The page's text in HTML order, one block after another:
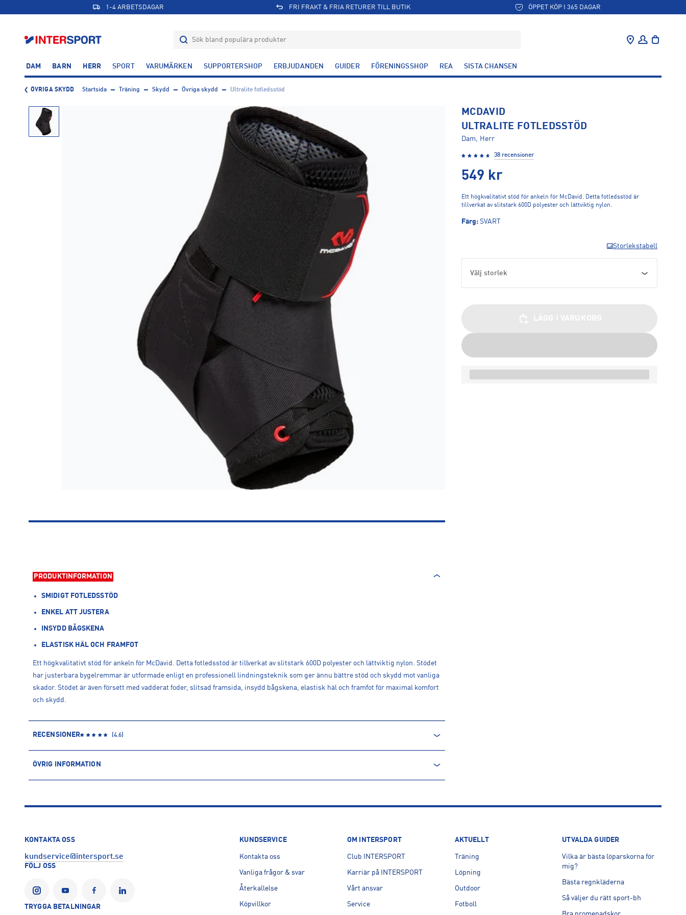
1-4 ARBETSDAGAR FRI FRAKT & FRIA RETURER TILL BUTIK ÖPPET KÖP I 365 DAGAR
DAM BARN HERR SPORT VARUMÄRKEN SUPPORTERSHOP ERBJUDANDEN GUIDER FÖRENINGSSHOP REA SISTA CHANSEN
ÖVRIGA SKYDD Startsida Träning Skydd Övriga skydd Ultralite fotledsstöd
MCDAVID
ULTRALITE FOTLEDSSTÖD
Dam, Herr
38 recensioner
549 kr
Ett högkvalitativt stöd för ankeln för McDavid. Detta fotledsstöd är
tillverkat av slitstark 600D polyester och lättviktig nylon.
Färg: SVART
Storlekstabell
Välj storlek
PRODUKTINFORMATION
SMIDIGT FOTLEDSSTÖD
ENKEL ATT JUSTERA
INSYDD BÅGSKENA
ELASTISK HÄL OCH FRAMFOT
Ett högkvalitativt stöd för ankeln för McDavid. Detta fotledsstöd är tillverkat av slitstark 600D polyester och lättviktig nylon. Stödet
har justerbara bygelremmar är utformade enligt en professionell lindningsteknik som ger ännu bättre stöd och skydd mot vanliga
skador. Stödet är även försett med vadderat foder, slitsad framsida, insydd bågskena, elastisk häl och framfot för maximal komfort
och skydd.
RECENSIONER (4.6)
ÖVRIG INFORMATION
Leverantörens produktnummer: 195RBK
Tillverkaradress: Janssen-Pharmaceuticalaan 4 post box 4 , 2440, Geel, BE
KONTAKTA OSS
kundservice@intersport.se
FÖLJ OSS
TRYGGA BETALNINGAR
KUNDSERVICE
Kontakta oss
Vanliga frågor & svar
Återkallelse
Köpvillkor
OM INTERSPORT
Club INTERSPORT
Karriär på INTERSPORT
Vårt ansvar
Service
AKTUELLT
Träning
Löpning
Outdoor
Fotboll
UTVALDA GUIDER
Vilka är bästa löparskorna för
mig?
Bästa regnkläderna
Så väljer du rätt sport-bh